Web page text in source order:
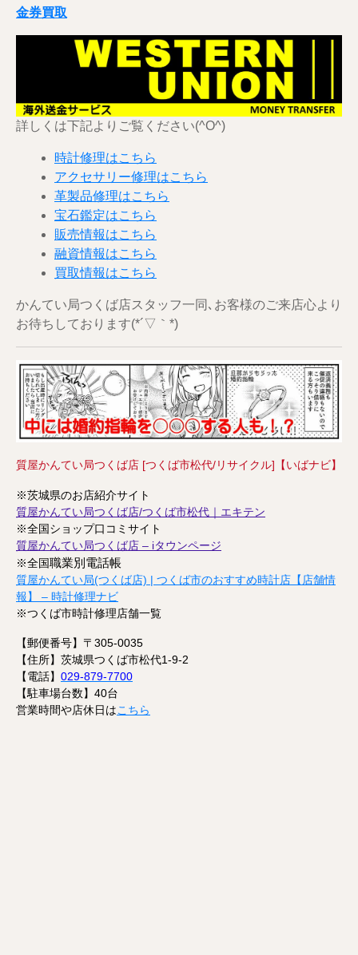
金券買取
詳しくは下記よりご覧ください(^O^)
時計修理はこちら
アクセサリー修理はこちら
革製品修理はこちら
宝石鑑定はこちら
販売情報はこちら
融資情報はこちら
買取情報はこちら
かんてい局つくば店スタッフ一同､お客様のご来店心より
お待ちしております(*´▽｀*)
質屋かんてい局つくば店 [つくば市松代/リサイクル]【いばナビ】
※茨城県のお店紹介サイト
質屋かんてい局つくば店/つくば市松代｜エキテン
※全国ショップ口コミサイト
質屋かんてい局つくば店 – iタウンページ
※全国職業別電話帳
質屋かんてい局(つくば店) | つくば市のおすすめ時計店【店舗情
報】 – 時計修理ナビ
※つくば市時計修理店舗一覧
【郵便番号】〒305-0035
【住所】茨城県つくば市松代1-9-2
【電話】 029-879-7700
【駐車場台数】40台
営業時間や店休日はこちら